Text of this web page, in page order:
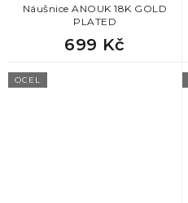
Náušnice ANOUK 18K GOLD
PLATED
699 Kč
OCEL